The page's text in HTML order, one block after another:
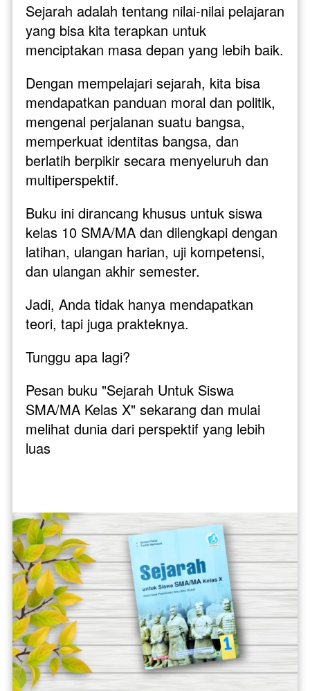
Sejarah adalah tentang nilai-nilai pelajaran
yang bisa kita terapkan untuk
menciptakan masa depan yang lebih baik.
Dengan mempelajari sejarah, kita bisa
mendapatkan panduan moral dan politik,
mengenal perjalanan suatu bangsa,
memperkuat identitas bangsa, dan
berlatih berpikir secara menyeluruh dan
multiperspektif.
Buku ini dirancang khusus untuk siswa
kelas 10 SMA/MA dan dilengkapi dengan
latihan, ulangan harian, uji kompetensi,
dan ulangan akhir semester.
Jadi, Anda tidak hanya mendapatkan
teori, tapi juga prakteknya.
Tunggu apa lagi?
Pesan buku "Sejarah Untuk Siswa
SMA/MA Kelas X" sekarang dan mulai
melihat dunia dari perspektif yang lebih
luas